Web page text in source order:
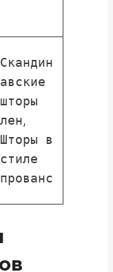
Скандин
авские
шторы
лен,
Шторы в
стиле
прованс